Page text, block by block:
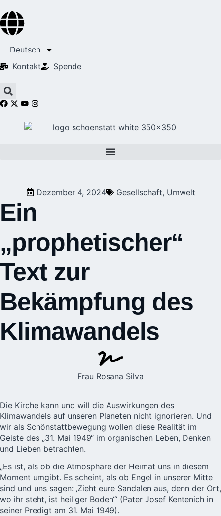
Deutsch
Kontakt
Spende
Dezember 4, 2024 Gesellschaft, Umwelt
Ein
„prophetischer“
Text zur
Bekämpfung des
Klimawandels
Frau Rosana Silva
Die Kirche kann und will die Auswirkungen des
Klimawandels auf unseren Planeten nicht ignorieren. Und
wir als Schönstattbewegung wollen diese Realität im
Geiste des „31. Mai 1949“ im organischen Leben, Denken
und Lieben betrachten.
„Es ist, als ob die Atmosphäre der Heimat uns in diesem
Moment umgibt. Es scheint, als ob Engel in unserer Mitte
sind und uns sagen: ‚Zieht eure Sandalen aus, denn der Ort,
wo ihr steht, ist heiliger Boden‘“ (Pater Josef Kentenich in
seiner Predigt am 31. Mai 1949).